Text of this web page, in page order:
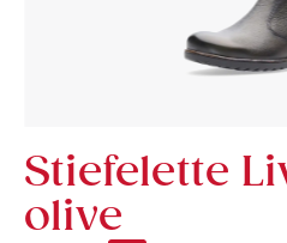
Stiefelette
olive